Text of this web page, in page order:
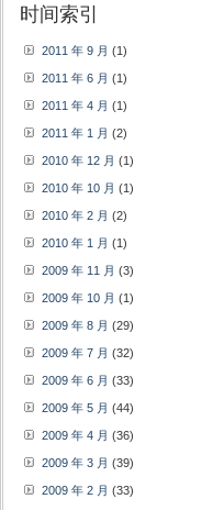
时间索引
2011 年 9 月 (1)
2011 年 6 月 (1)
2011 年 4 月 (1)
2011 年 1 月 (2)
2010 年 12 月 (1)
2010 年 10 月 (1)
2010 年 2 月 (2)
2010 年 1 月 (1)
2009 年 11 月 (3)
2009 年 10 月 (1)
2009 年 8 月 (29)
2009 年 7 月 (32)
2009 年 6 月 (33)
2009 年 5 月 (44)
2009 年 4 月 (36)
2009 年 3 月 (39)
2009 年 2 月 (33)